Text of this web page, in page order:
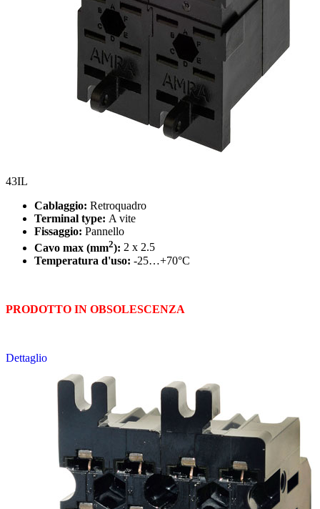
43IL
Cablaggio: Retroquadro
Terminal type: A vite
Fissaggio: Pannello
Cavo max (mm2): 2 x 2.5
Temperatura d'uso: -25…+70°C
PRODOTTO IN OBSOLESCENZA
Dettaglio